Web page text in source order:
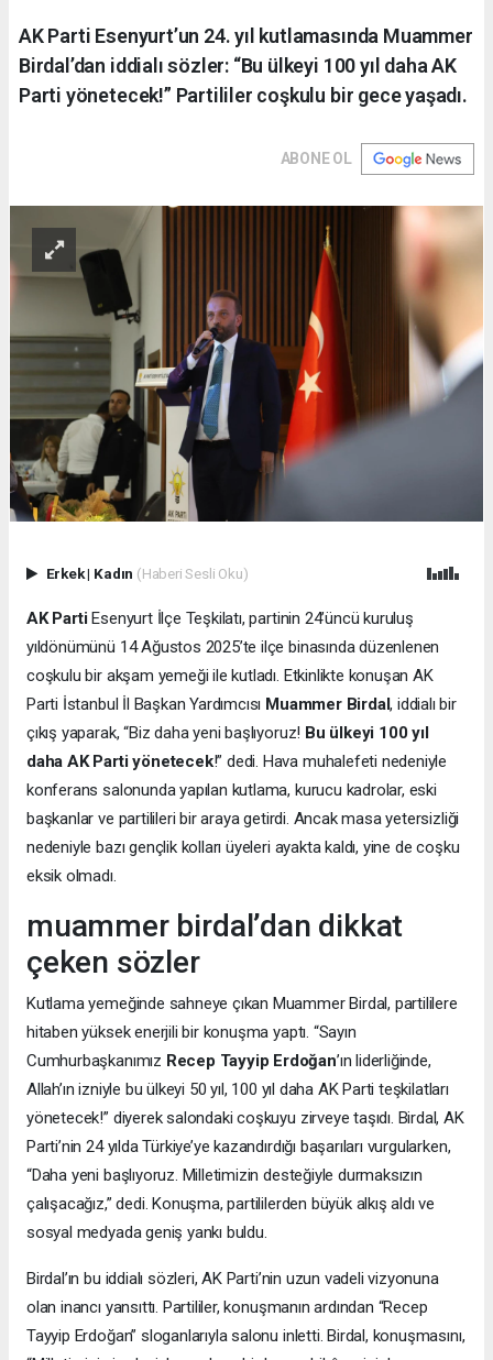
AK Parti Esenyurt’un 24. yıl kutlamasında Muammer
Birdal’dan iddialı sözler: “Bu ülkeyi 100 yıl daha AK
Parti yönetecek!” Partililer coşkulu bir gece yaşadı.
ABONE OL
Erkek| Kadın (Haberi Sesli Oku)
AK PartiEsenyurt İlçe Teşkilatı, partinin 24’üncü kuruluş
yıldönümünü 14 Ağustos 2025’te ilçe binasında düzenlenen
coşkulu bir akşam yemeği ile kutladı. Etkinlikte konuşan AK
Parti İstanbul İl Başkan Yardımcısı Muammer Birdal, iddialı bir
çıkış yaparak, “Biz daha yeni başlıyoruz! Bu ülkeyi 100 yıl
daha AK Parti yönetecek!” dedi. Hava muhalefeti nedeniyle
konferans salonunda yapılan kutlama, kurucu kadrolar, eski
başkanlar ve partilileri bir araya getirdi. Ancak masa yetersizliği
nedeniyle bazı gençlik kolları üyeleri ayakta kaldı, yine de coşku
eksik olmadı.
muammer birdal’dan dikkat
çeken sözler
Kutlama yemeğinde sahneye çıkan Muammer Birdal, partililere
hitaben yüksek enerjili bir konuşma yaptı. “Sayın
Cumhurbaşkanımız Recep Tayyip Erdoğan’ın liderliğinde,
Allah’ın izniyle bu ülkeyi 50 yıl, 100 yıl daha AK Parti teşkilatları
yönetecek!” diyerek salondaki coşkuyu zirveye taşıdı. Birdal, AK
Parti’nin 24 yılda Türkiye’ye kazandırdığı başarıları vurgularken,
“Daha yeni başlıyoruz. Milletimizin desteğiyle durmaksızın
çalışacağız,” dedi. Konuşma, partililerden büyük alkış aldı ve
sosyal medyada geniş yankı buldu.
Birdal’ın bu iddialı sözleri, AK Parti’nin uzun vadeli vizyonuna
olan inancı yansıttı. Partililer, konuşmanın ardından “Recep
Tayyip Erdoğan” sloganlarıyla salonu inletti. Birdal, konuşmasını,